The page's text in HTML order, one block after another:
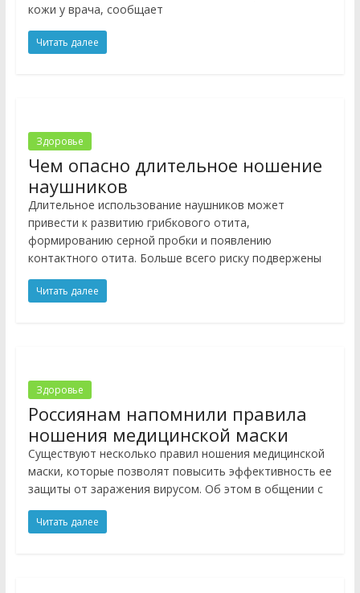
кожи у врача, сообщает
Читать далее
Здоровье
Чем опасно длительное ношение
наушников
Длительное использование наушников может
привести к развитию грибкового отита,
формированию серной пробки и появлению
контактного отита. Больше всего риску подвержены
Читать далее
Здоровье
Россиянам напомнили правила
ношения медицинской маски
Существуют несколько правил ношения медицинской
маски, которые позволят повысить эффективность ее
защиты от заражения вирусом. Об этом в общении с
Читать далее